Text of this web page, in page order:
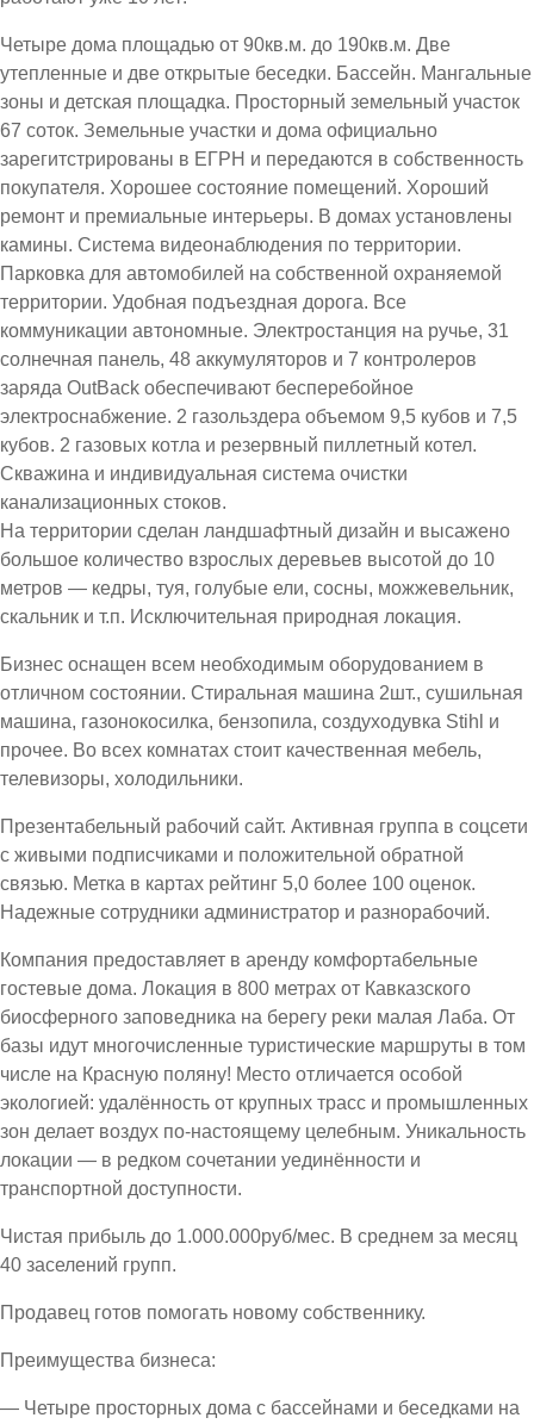
Четыре дома площадью от 90кв.м. до 190кв.м. Две
утепленные и две открытые беседки. Бассейн. Мангальные
зоны и детская площадка. Просторный земельный участок
67 соток. Земельные участки и дома официально
зарегитстрированы в ЕГРН и передаются в собственность
покупателя. Хорошее состояние помещений. Хороший
ремонт и премиальные интерьеры. В домах установлены
камины. Система видеонаблюдения по территории.
Парковка для автомобилей на собственной охраняемой
территории. Удобная подъездная дорога. Все
коммуникации автономные. Электростанция на ручье, 31
солнечная панель, 48 аккумуляторов и 7 контролеров
заряда OutBack обеспечивают бесперебойное
электроснабжение. 2 газольздера объемом 9,5 кубов и 7,5
кубов. 2 газовых котла и резервный пиллетный котел.
Скважина и индивидуальная система очистки
канализационных стоков.
На территории сделан ландшафтный дизайн и высажено
большое количество взрослых деревьев высотой до 10
метров — кедры, туя, голубые ели, сосны, можжевельник,
скальник и т.п. Исключительная природная локация.
Бизнес оснащен всем необходимым оборудованием в
отличном состоянии. Стиральная машина 2шт., сушильная
машина, газонокосилка, бензопила, создуходувка Stihl и
прочее. Во всех комнатах стоит качественная мебель,
телевизоры, холодильники.
Презентабельный рабочий сайт. Активная группа в соцсети
с живыми подписчиками и положительной обратной
связью. Метка в картах рейтинг 5,0 более 100 оценок.
Надежные сотрудники администратор и разнорабочий.
Компания предоставляет в аренду комфортабельные
гостевые дома. Локация в 800 метрах от Кавказского
биосферного заповедника на берегу реки малая Лаба. От
базы идут многочисленные туристические маршруты в том
числе на Красную поляну! Место отличается особой
экологией: удалённость от крупных трасс и промышленных
зон делает воздух по-настоящему целебным. Уникальность
локации — в редком сочетании уединённости и
транспортной доступности.
Чистая прибыль до 1.000.000руб/мес. В среднем за месяц
40 заселений групп.
Продавец готов помогать новому собственнику.
Преимущества бизнеса:
— Четыре просторных дома с бассейнами и беседками на